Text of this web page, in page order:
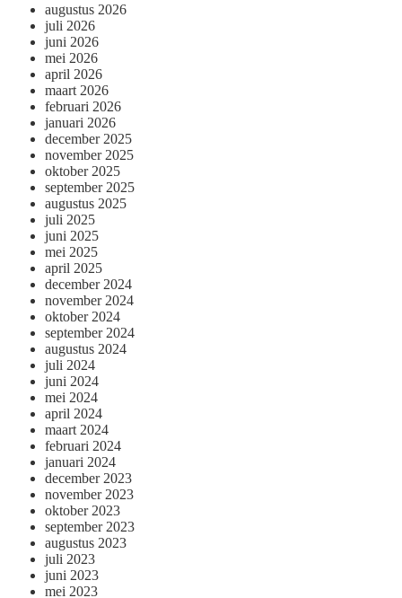
augustus 2026
juli 2026
juni 2026
mei 2026
april 2026
maart 2026
februari 2026
januari 2026
december 2025
november 2025
oktober 2025
september 2025
augustus 2025
juli 2025
juni 2025
mei 2025
april 2025
december 2024
november 2024
oktober 2024
september 2024
augustus 2024
juli 2024
juni 2024
mei 2024
april 2024
maart 2024
februari 2024
januari 2024
december 2023
november 2023
oktober 2023
september 2023
augustus 2023
juli 2023
juni 2023
mei 2023